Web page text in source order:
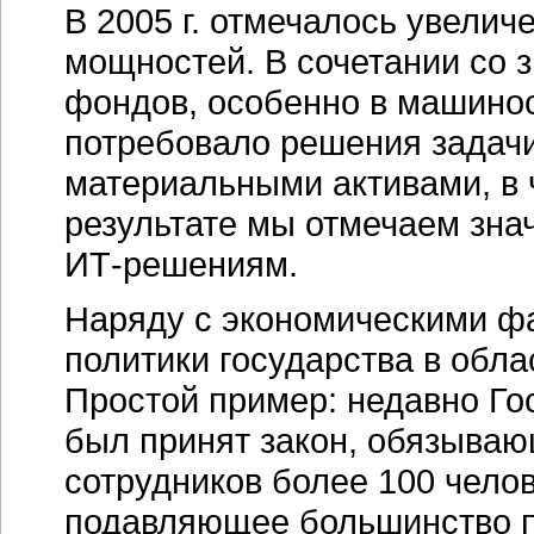
В 2005 г. отмечалось
мощностей. В сочетании со
фондов, особенно в
потребовало решения
материальными активами, в
результате мы отмечаем
ИТ-решениям.
Наряду с экономическими
политики государства в
Простой пример: недавно
был принят закон,
сотрудников более 100
подавляющее большинство